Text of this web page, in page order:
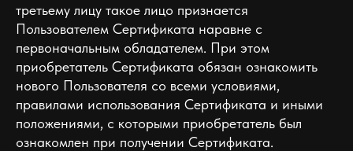
третьему лицу такое лицо признается
Пользователем Сертификата наравне с
первоначальным обладателем. При этом
приобретатель Сертификата обязан ознакомить
нового Пользователя со всеми условиями,
правилами использования Сертификата и иными
положениями, с которыми приобретатель был
ознакомлен при получении Сертификата.